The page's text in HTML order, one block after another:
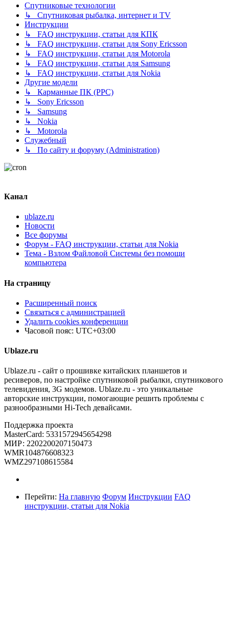
Спутниковые технологии
↳ Спутниковая рыбалка, интернет и TV
Инструкции
↳ FAQ инструкции, статьи для КПК
↳ FAQ инструкции, статьи для Sony Ericsson
↳ FAQ инструкции, статьи для Motorola
↳ FAQ инструкции, статьи для Samsung
↳ FAQ инструкции, статьи для Nokia
Другие модели
↳ Карманные ПК (PPC)
↳ Sony Ericsson
↳ Samsung
↳ Nokia
↳ Motorola
Служебный
↳ По сайту и форуму (Administration)
Канал
ublaze.ru
Новости
Все форумы
Форум - FAQ инструкции, статьи для Nokia
Тема - Взлом Файловой Системы без помощи
компьютера
На страницу
Расширенный поиск
Связаться с администрацией
Удалить cookies конференции
Часовой пояс: UTC+03:00
Ublaze.ru
Ublaze.ru - сайт о прошивке китайских планшетов и
ресиверов, по настройке спутниковой рыбалки, спутникового
телевидения, 3G модемов. Ublaze.ru - это уникальные
авторские инструкции, помогающие решить проблемы с
разнообразными Hi-Tech девайсами.
Поддержка проекта
MasterCard: 5331572945654298
МИР: 2202200207150473
WMR104876608323
WMZ297108615584
Перейти: На главную Форум Инструкции FAQ
инструкции, статьи для Nokia